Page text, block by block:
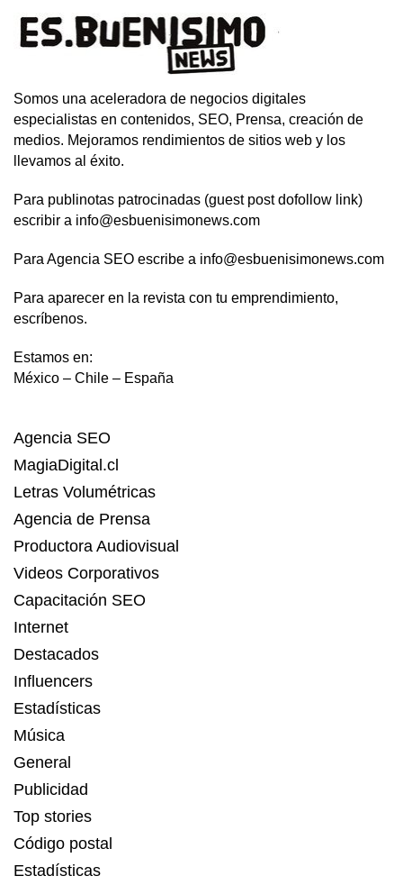
Somos una aceleradora de negocios digitales
especialistas en contenidos, SEO, Prensa, creación de
medios. Mejoramos rendimientos de sitios web y los
llevamos al éxito.
Para publinotas patrocinadas (guest post dofollow link)
escribir a info@esbuenisimonews.com
Para Agencia SEO escribe a info@esbuenisimonews.com
Para aparecer en la revista con tu emprendimiento,
escríbenos.
Estamos en:
México – Chile – España
Agencia SEO
MagiaDigital.cl
Letras Volumétricas
Agencia de Prensa
Productora Audiovisual
Videos Corporativos
Capacitación SEO
Internet
Destacados
Influencers
Estadísticas
Música
General
Publicidad
Top stories
Código postal
Estadísticas